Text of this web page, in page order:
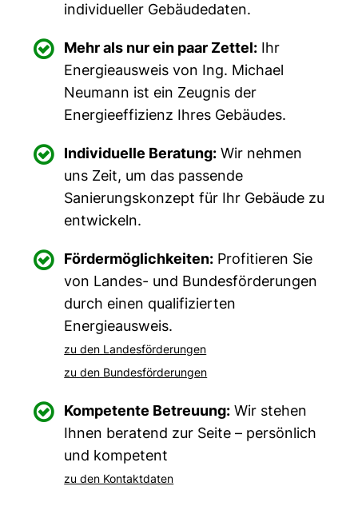
individueller Gebäudedaten.
 Mehr als nur ein paar Zettel: Ihr
Energieausweis von Ing. Michael
Neumann ist ein Zeugnis der
Energieeffizienz Ihres Gebäudes.
 Individuelle Beratung: Wir nehmen
uns Zeit, um das passende
Sanierungskonzept für Ihr Gebäude zu
entwickeln.
 Fördermöglichkeiten: Profitieren Sie
von Landes- und Bundesförderungen
durch einen qualifizierten
Energieausweis.
zu den Landesförderungen
zu den Bundesförderungen
 Kompetente Betreuung: Wir stehen
Ihnen beratend zur Seite – persönlich
und kompetent
zu den Kontaktdaten